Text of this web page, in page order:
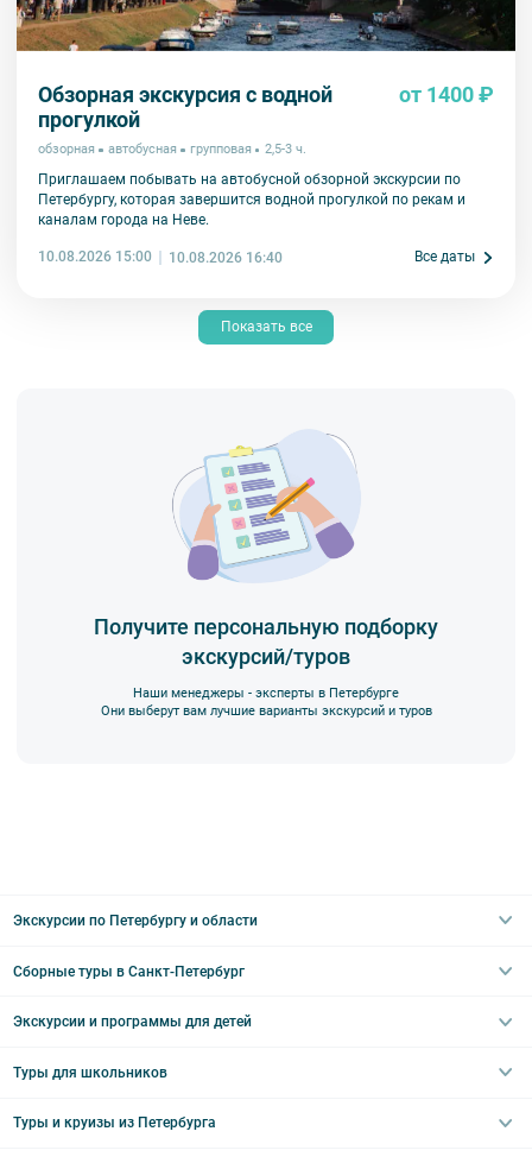
Обзорная экскурсия с водной
прогулкой
от 1400 ₽
обзорная автобусная групповая 2,5-3 ч.
Приглашаем побывать на автобусной обзорной экскурсии по
Петербургу, которая завершится водной прогулкой по рекам и
каналам города на Неве.
10.08.2026 15:00 10.08.2026 16:40 Все даты
Показать все
Получите персональную подборку
экскурсий/туров
Наши менеджеры - эксперты в Петербурге
Они выберут вам лучшие варианты экскурсий и туров
Экскурсии по Петербургу и области
Интерьерные
Сборные туры в Санкт-Петербург
Туры в Санкт-Петербург на 2 дня
Туры на 5 дней
Экскурсии и программы для детей
Загородные экскурсии
Туры для школьников
Туры и круизы из Петербурга